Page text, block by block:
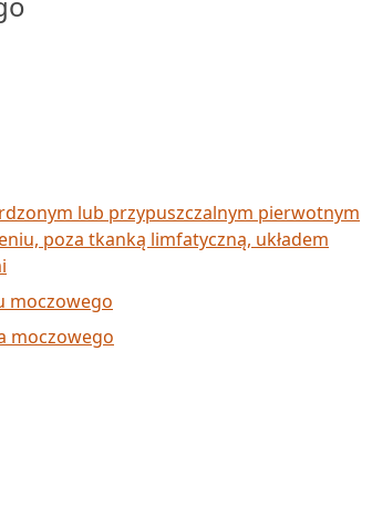
lub przypuszczalnym pierwotnym
poza tkanką limfatyczną, układem
moczowego
moczowego